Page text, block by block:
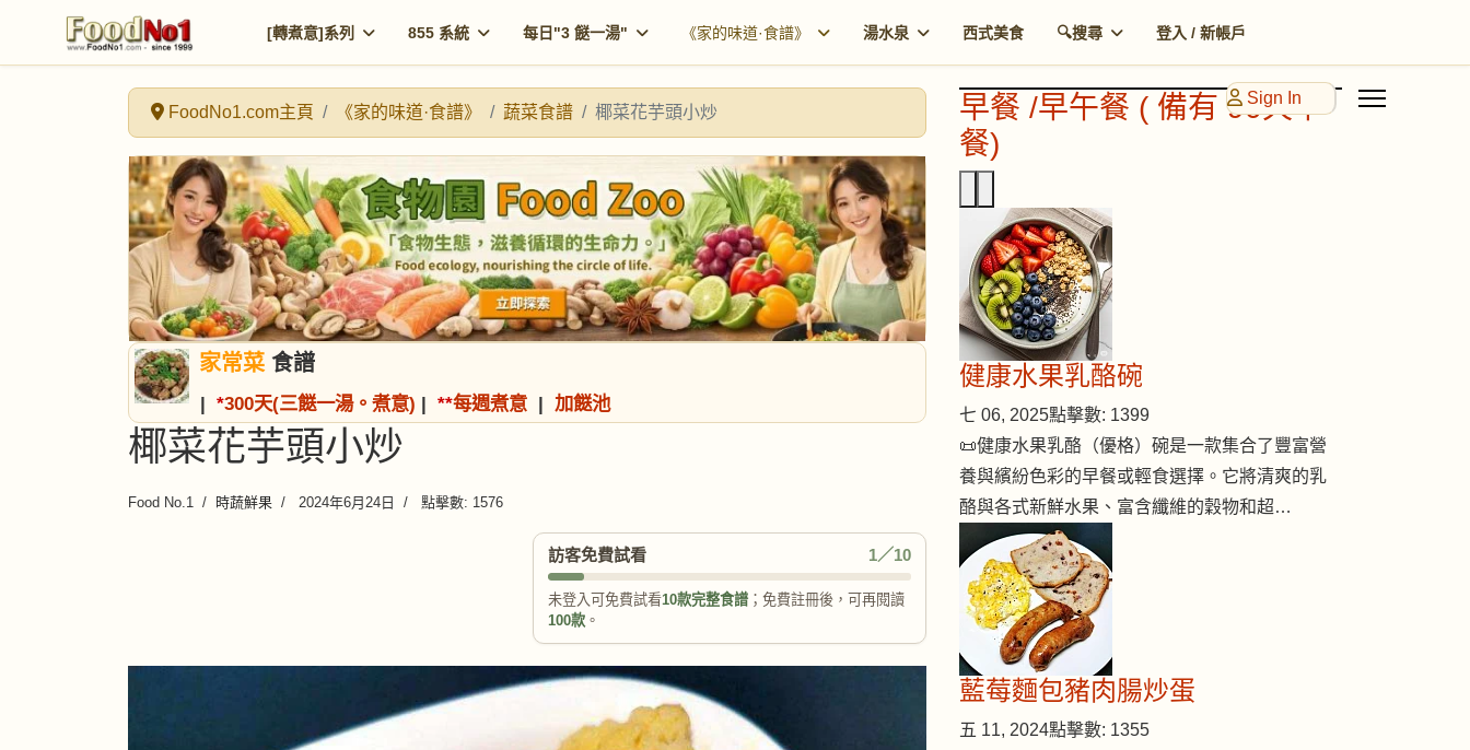
[轉煮意]系列 855 系統 每日"3 餸一湯" 《家的味道·食譜》 湯水泉 西式美食 🔍搜尋 登入 / 新帳戶
Sign In
FoodNo1.com主頁 《家的味道·食譜》 蔬菜食譜 椰菜花芋頭小炒
家常菜 食譜
| *300天(三餸一湯。煮意) | **每週煮意 | 加餸池
椰菜花芋頭小炒
Food No.1 時蔬鮮果 2024年6月24日 點擊數: 1576
訪客免費試看 1／10
未登入可免費試看10款完整食譜 ；免費註冊後，可再閱讀
100款 。
早餐 /早午餐 ( 備有 90天早
餐)
健康水果乳酪碗
七 06, 2025點擊數: 1399
📜健康水果乳酪（優格）碗是一款集合了豐富營
養與繽紛色彩的早餐或輕食選擇。它將清爽的乳
酪與各式新鮮水果、富含纖維的穀物和超…
藍莓麵包豬肉腸炒蛋
五 11, 2024點擊數: 1355